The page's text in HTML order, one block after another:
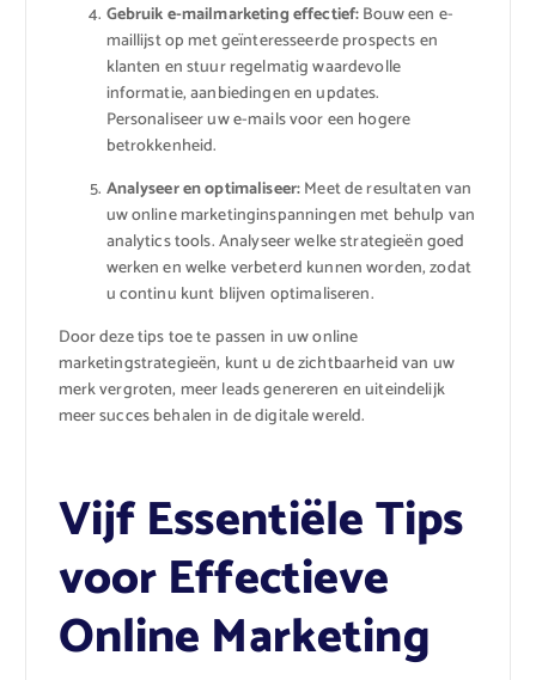
Gebruik e-mailmarketing effectief:Bouw een e-
maillijst op met geïnteresseerde prospects en
klanten en stuur regelmatig waardevolle
informatie, aanbiedingen en updates.
Personaliseer uw e-mails voor een hogere
betrokkenheid.
Analyseer en optimaliseer:Meet de resultaten van
uw online marketinginspanningen met behulp van
analytics tools. Analyseer welke strategieën goed
werken en welke verbeterd kunnen worden, zodat
u continu kunt blijven optimaliseren.
Door deze tips toe te passen in uw online
marketingstrategieën, kunt u de zichtbaarheid van uw
merk vergroten, meer leads genereren en uiteindelijk
meer succes behalen in de digitale wereld.
Vijf Essentiële Tips
voor Effectieve
Online Marketing